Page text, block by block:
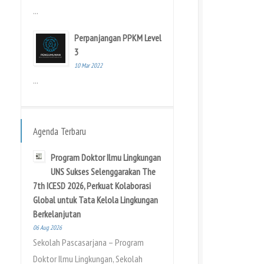
...
Perpanjangan PPKM Level
3
10 Mar 2022
...
Agenda Terbaru
Program Doktor Ilmu Lingkungan
UNS Sukses Selenggarakan The
7th ICESD 2026, Perkuat Kolaborasi
Global untuk Tata Kelola Lingkungan
Berkelanjutan
06 Aug 2026
Sekolah Pascasarjana – Program
Doktor Ilmu Lingkungan, Sekolah